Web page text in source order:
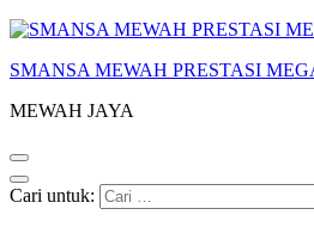
SMANSA MEWAH PRESTASI
MEWAH JAYA
Cari untuk: